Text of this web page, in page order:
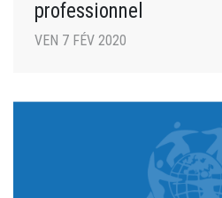
professionnel
VEN 7 FÉV 2020